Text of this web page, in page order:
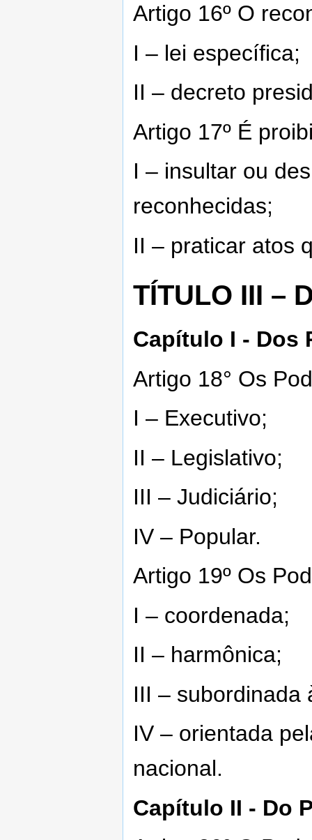
Artigo 16º O
I – lei específica;
II – decreto
Artigo 17º É
I – insultar ou
reconhecidas;
II – praticar atos
TÍTULO III –
Capítulo I - Dos
Artigo 18° Os
I – Executivo;
II – Legislativo;
III – Judiciário;
IV – Popular.
Artigo 19º Os
I – coordenada;
II – harmônica;
III – subordinada
IV – orientada
nacional.
Capítulo II - Do